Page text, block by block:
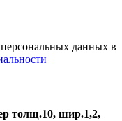
данных в
толщ.10, шир.1,2,